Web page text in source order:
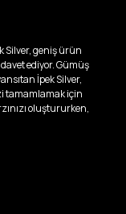
Silver, geniş ürün
ediyor. Gümüş
İpek Silver,
tamamlamak için
oluştururken,
İster
ister
zevke ve her anı